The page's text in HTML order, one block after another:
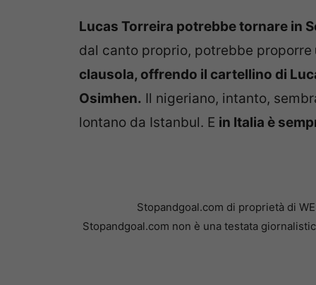
Lucas Torreira potrebbe tornare in
dal canto proprio, potrebbe proporre
clausola, offrendo il cartellino di
Osimhen. Il nigeriano, intanto,
lontano da Istanbul. E in Italia è
Stopandgoal.com di proprietà di
Stopandgoal.com non è una testata